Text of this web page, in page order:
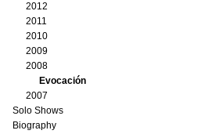
2012
2011
2010
2009
2008
Evocación
2007
Solo Shows
Biography